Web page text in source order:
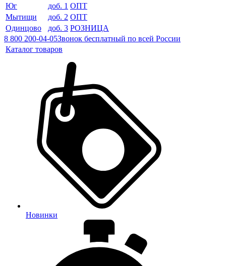
Юг
доб. 1 ОПТ
Мытищи
доб. 2 ОПТ
Одинцово
доб. 3 РОЗНИЦА
8 800 200-04-05Звонок бесплатный по всей России
Каталог товаров
Новинки